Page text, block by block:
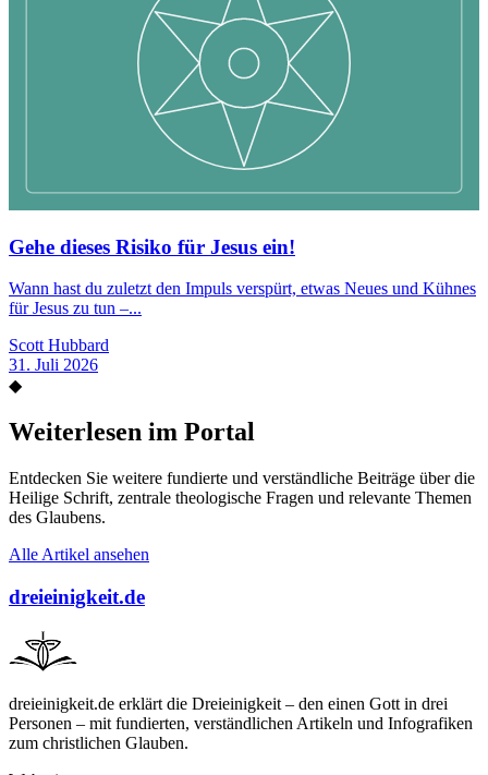
Gehe dieses Risiko für Jesus ein!
Wann hast du zuletzt den Impuls verspürt, etwas Neues und Kühnes
für Jesus zu tun –...
Scott Hubbard
31. Juli 2026
◆
Weiterlesen im Portal
Entdecken Sie weitere fundierte und verständliche Beiträge über die
Heilige Schrift, zentrale theologische Fragen und relevante Themen
des Glaubens.
Alle Artikel ansehen
dreieinigkeit.de
dreieinigkeit.de erklärt die Dreieinigkeit – den einen Gott in drei
Personen – mit fundierten, verständlichen Artikeln und Infografiken
zum christlichen Glauben.